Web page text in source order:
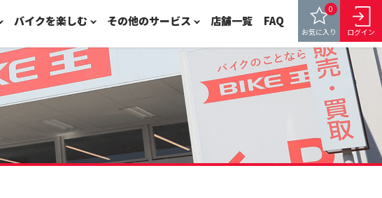
バイクを楽しむ その他のサービス 店舗一覧 FAQ
0
お気に入り ログイン